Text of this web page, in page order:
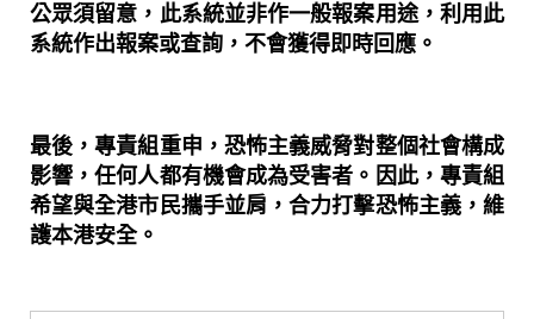
公眾須留意，此系統並非作一般報案用途，利用此
系統作出報案或查詢，不會獲得即時回應。
最後，專責組重申，恐怖主義威脅對整個社會構成
影響，任何人都有機會成為受害者。因此，專責組
希望與全港市民攜手並肩，合力打擊恐怖主義，維
護本港安全。